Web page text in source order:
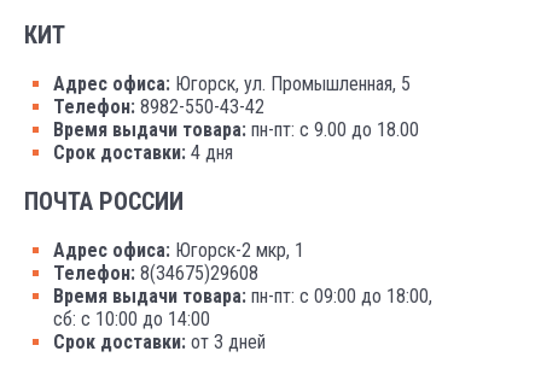
КИТ
Адрес офиса: Югорск, ул. Промышленная, 5
Телефон: 8982-550-43-42
Время выдачи товара: пн-пт: с 9.00 до 18.00
Срок доставки: 4 дня
ПОЧТА РОССИИ
Адрес офиса: Югорск-2 мкр, 1
Телефон: 8(34675)29608
Время выдачи товара: пн-пт: с 09:00 до 18:00,
сб: с 10:00 до 14:00
Срок доставки: от 3 дней